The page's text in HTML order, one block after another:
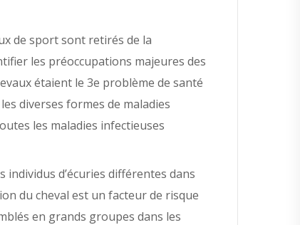
de sport sont retirés de la
les préoccupations majeures des
étaient le 3e problème de santé
diverses formes de maladies
les maladies infectieuses
d’écuries différentes dans
du cheval est un facteur de risque
en grands groupes dans les